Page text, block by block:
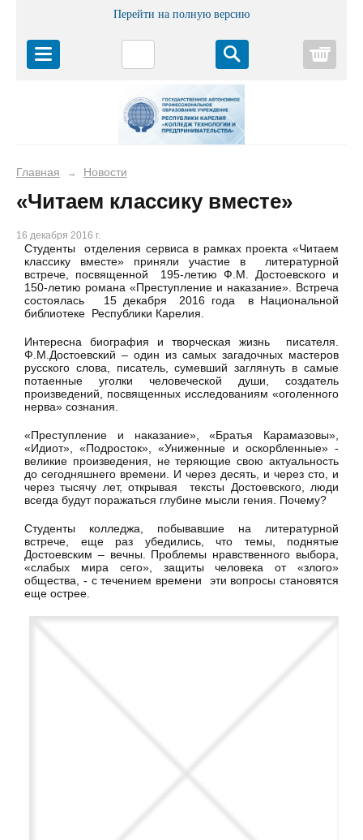
Перейти на полную версию
Главная → Новости
«Читаем классику вместе»
16 декабря 2016 г.
Студенты отделения сервиса в рамках проекта «Читаем
классику вместе» приняли участие в литературной
встрече, посвященной 195-летию Ф.М. Достоевского и
150-летию романа «Преступление и наказание». Встреча
состоялась 15 декабря 2016 года в Национальной
библиотеке Республики Карелия.
Интересна биография и творческая жизнь писателя.
Ф.М.Достоевский – один из самых загадочных мастеров
русского слова, писатель, сумевший заглянуть в самые
потаенные уголки человеческой души, создатель
произведений, посвященных исследованиям «оголенного
нерва» сознания.
«Преступление и наказание», «Братья Карамазовы»,
«Идиот», «Подросток», «Униженные и оскорбленные» -
великие произведения, не теряющие свою актуальность
до сегодняшнего времени. И через десять, и через сто, и
через тысячу лет, открывая тексты Достоевского, люди
всегда будут поражаться глубине мысли гения. Почему?
Студенты колледжа, побывавшие на литературной
встрече, еще раз убедились, что темы, поднятые
Достоевским – вечны. Проблемы нравственного выбора,
«слабых мира сего», защиты человека от «злого»
общества, - с течением времени эти вопросы становятся
еще острее.